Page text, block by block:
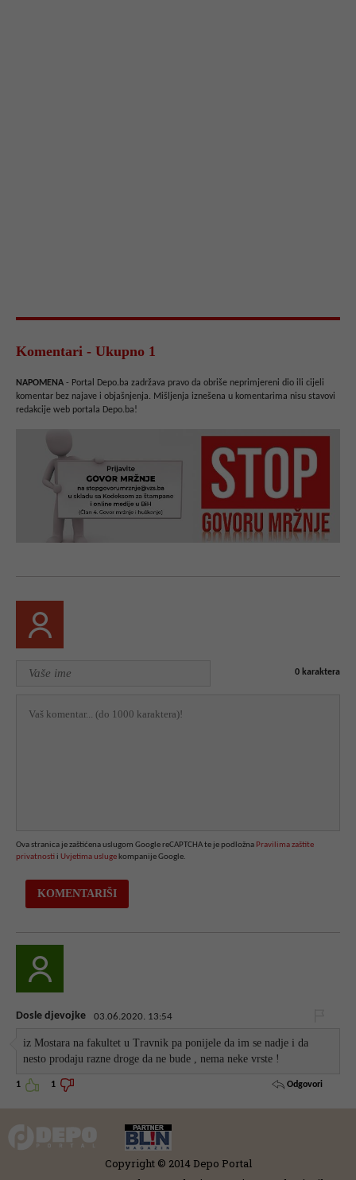
Komentari - Ukupno 1
NAPOMENA - Portal Depo.ba zadržava pravo da obriše neprimjereni dio ili cijeli
komentar bez najave i objašnjenja. Mišljenja iznešena u komentarima nisu stavovi
redakcije web portala Depo.ba!
0 karaktera
Ova stranica je zaštićena uslugom Google reCAPTCHA te je podložna Pravilima zaštite
privatnosti i Uvjetima usluge kompanije Google.
Dosle djevojke 03.06.2020. 13:54
iz Mostara na fakultet u Travnik pa ponijele da im se nadje i da
nesto prodaju razne droge da ne bude , nema neke vrste !
1 1 Odgovori
Copyright © 2014 Depo Portal